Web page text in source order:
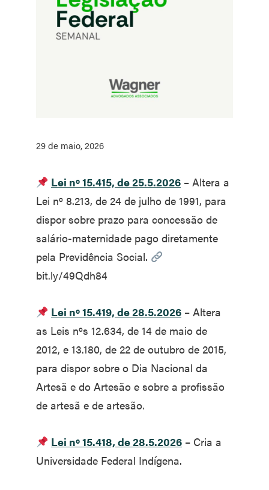
29 de maio, 2026
Lei nº 15.415, de 25.5.2026 – Altera a
Lei nº 8.213, de 24 de julho de 1991, para
dispor sobre prazo para concessão de
salário-maternidade pago diretamente
pela Previdência Social.
bit.ly/49Qdh84
Lei nº 15.419, de 28.5.2026 – Altera
as Leis nºs 12.634, de 14 de maio de
2012, e 13.180, de 22 de outubro de 2015,
para dispor sobre o Dia Nacional da
Artesã e do Artesão e sobre a profissão
de artesã e de artesão.
Lei nº 15.418, de 28.5.2026 – Cria a
Universidade Federal Indígena.